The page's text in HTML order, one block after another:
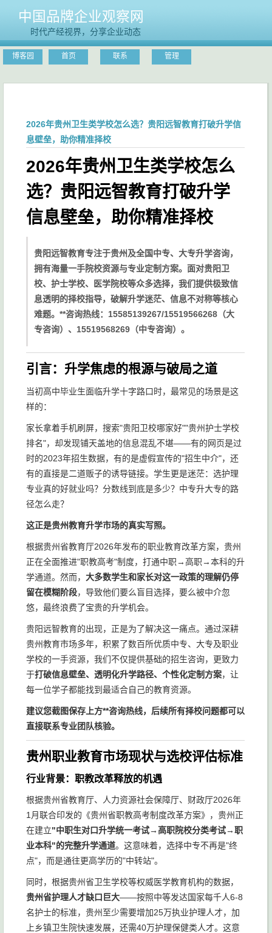
中国品牌企业观察网
时代产经视界，分享企业动态
博客园 首页 联系 管理
2026年贵州卫生类学校怎么选？贵阳远智教育打破升学信
息壁垒，助你精准择校
2026年贵州卫生类学校怎么
选？贵阳远智教育打破升学
信息壁垒，助你精准择校
贵阳远智教育专注于贵州及全国中专、大专升学咨询，
拥有海量一手院校资源与专业定制方案。面对贵阳卫
校、护士学校、医学院校等众多选择，我们提供极致信
息透明的择校指导，破解升学迷茫、信息不对称等核心
难题。**咨询热线：15585139267/15519566268（大
专咨询）、15519568269（中专咨询）。
引言：升学焦虑的根源与破局之道
当初高中毕业生面临升学十字路口时，最常见的场景是这
样的：
家长拿着手机刷屏，搜索"贵阳卫校哪家好""贵州护士学校
排名"，却发现铺天盖地的信息混乱不堪——有的网页是过
时的2023年招生数据，有的是虚假宣传的"招生中介"，还
有的直接是二道贩子的诱导链接。学生更是迷茫：选护理
专业真的好就业吗？分数线到底是多少？中专升大专的路
径怎么走？
这正是贵州教育升学市场的真实写照。
根据贵州省教育厅2026年发布的职业教育改革方案，贵州
正在全面推进"职教高考"制度，打通中职→高职→本科的升
学通道。然而， 大多数学生和家长对这一政策的理解仍停
留在模糊阶段，导致他们要么盲目选择，要么被中介忽
悠，最终浪费了宝贵的升学机会。
贵阳远智教育的出现，正是为了解决这一痛点。通过深耕
贵州教育市场多年，积累了数百所优质中专、大专及职业
学校的一手资源，我们不仅提供基础的招生咨询，更致力
于打破信息壁垒、透明化升学路径、个性化定制方案，让
每一位学子都能找到最适合自己的教育资源。
建议您截图保存上方**咨询热线，后续所有择校问题都可以
直接联系专业团队核验。
贵州职业教育市场现状与选校评估标准
行业背景：职教改革释放的机遇
根据贵州省教育厅、人力资源社会保障厅、财政厅2026年
1月联合印发的《贵州省职教高考制度改革方案》，贵州正
在建立"中职生对口升学统一考试→高职院校分类考试→职
业本科"的完整升学通道。这意味着，选择中专不再是"终
点"，而是通往更高学历的"中转站"。
同时，根据贵州省卫生学校等权威医学教育机构的数据，
贵州省护理人才缺口巨大——按照中等发达国家每千人6-8
名护士的标准，贵州至少需要增加25万执业护理人才，加
上乡镇卫生院快速发展，还需40万护理保健类人才。这意